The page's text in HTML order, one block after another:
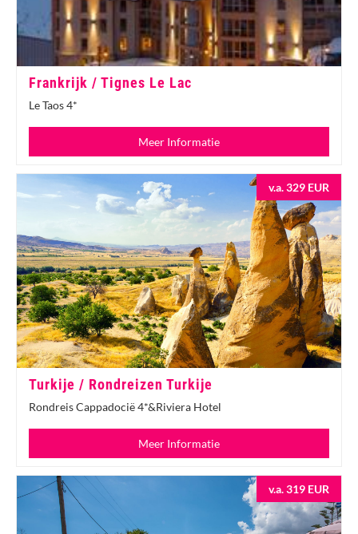
Frankrijk / Tignes Le Lac
Le Taos 4*
Meer Informatie
v.a. 329 EUR
Turkije / Rondreizen Turkije
Rondreis Cappadocië 4*&Riviera Hotel
Meer Informatie
v.a. 319 EUR